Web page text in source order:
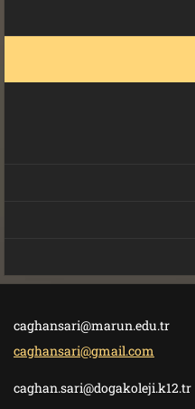
caghansari@marun.edu.tr
caghansari@gmail.com
caghan.sari@dogakoleji.k12.tr